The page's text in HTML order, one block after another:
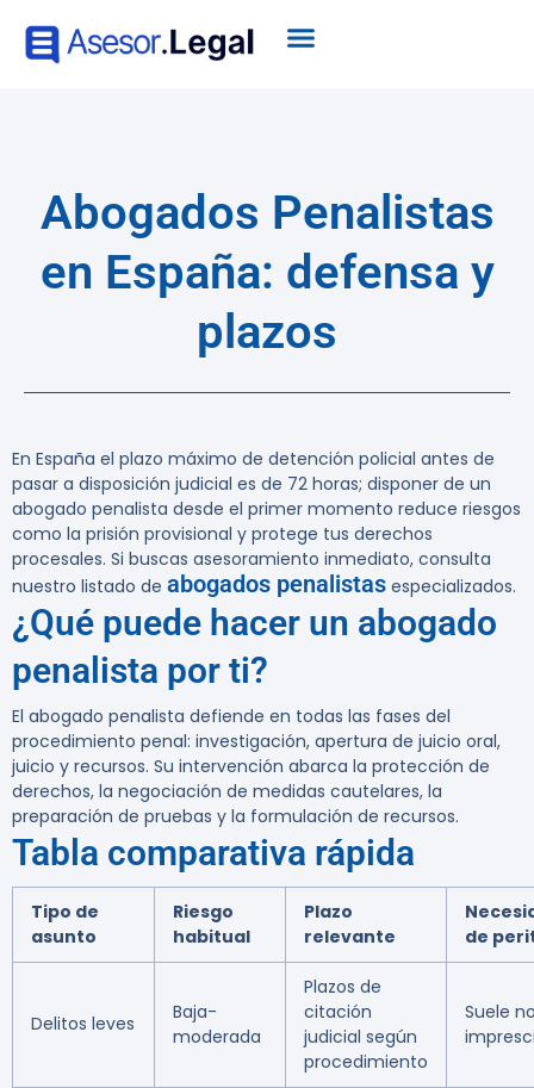
Abogados Penalistas
en España: defensa y
plazos
En España el plazo máximo de detención policial antes de
pasar a disposición judicial es de 72 horas; disponer de un
abogado penalista desde el primer momento reduce riesgos
como la prisión provisional y protege tus derechos
procesales. Si buscas asesoramiento inmediato, consulta
nuestro listado de abogados penalistas especializados.
¿Qué puede hacer un abogado
penalista por ti?
El abogado penalista defiende en todas las fases del
procedimiento penal: investigación, apertura de juicio oral,
juicio y recursos. Su intervención abarca la protección de
derechos, la negociación de medidas cautelares, la
preparación de pruebas y la formulación de recursos.
Tabla comparativa rápida
Tipo de
asunto
Riesgo
habitual
Plazo
relevante
de
Delitos leves
Baja-
moderada
Plazos de
citación
judicial según
procedimiento
Suele